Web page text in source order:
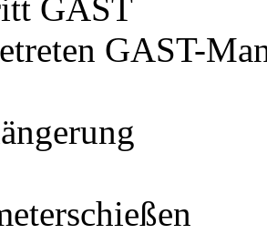
GAST
GAST-